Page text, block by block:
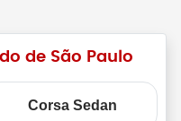
de São Paulo
Corsa Sedan